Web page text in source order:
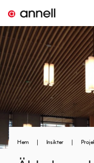
Hem | Insikter |